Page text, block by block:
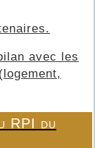
avec les
RPI du